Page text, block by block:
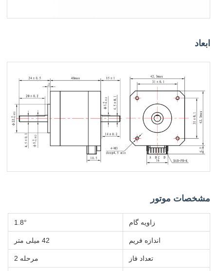
ابعاد
مشخصات موتور
زاویه گام 1.8°
اندازه فریم 42 میلی متر
تعداد فاز مرحله 2